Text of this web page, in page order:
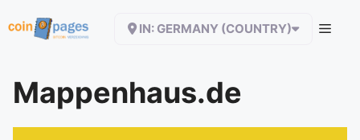
Inhalt
IN: GERMANY (COUNTRY)
Mappenhaus.de